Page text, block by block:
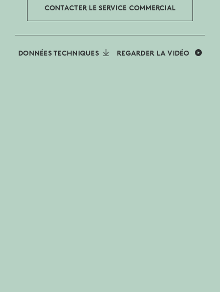
CONTACTER LE SERVICE COMMERCIAL
DONNÉES TECHNIQUES REGARDER LA VIDÉO